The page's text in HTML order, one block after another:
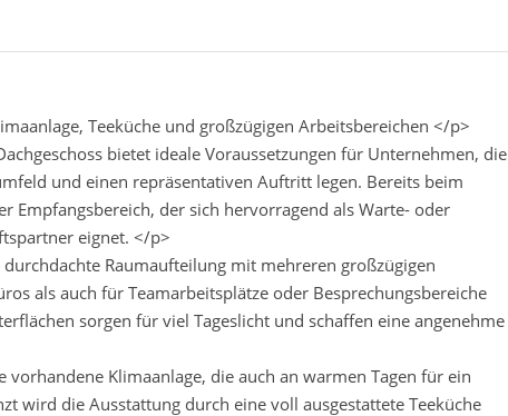
Teeküche und großzügigen Arbeitsbereichen </p>
bietet ideale Voraussetzungen für Unternehmen, die
und einen repräsentativen Auftritt legen. Bereits beim
Empfangsbereich, der sich hervorragend als Warte- oder
eignet. </p>
Raumaufteilung mit mehreren großzügigen
als auch für Teamarbeitsplätze oder Besprechungsbereiche
sorgen für viel Tageslicht und schaffen eine angenehme
Klimaanlage, die auch an warmen Tagen für ein
wird die Ausstattung durch eine voll ausgestattete Teeküche